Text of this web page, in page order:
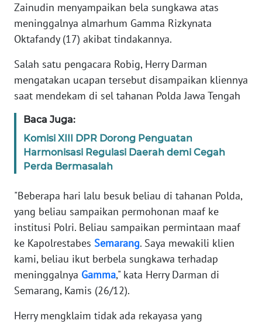
Zainudin menyampaikan bela sungkawa atas
meninggalnya almarhum Gamma Rizkynata
Oktafandy (17) akibat tindakannya.
Salah satu pengacara Robig, Herry Darman
mengatakan ucapan tersebut disampaikan kliennya
saat mendekam di sel tahanan Polda Jawa Tengah
Baca Juga:
Komisi XIII DPR Dorong Penguatan
Harmonisasi Regulasi Daerah demi Cegah
Perda Bermasalah
"Beberapa hari lalu besuk beliau di tahanan Polda,
yang beliau sampaikan permohonan maaf ke
institusi Polri. Beliau sampaikan permintaan maaf
ke Kapolrestabes Semarang. Saya mewakili klien
kami, beliau ikut berbela sungkawa terhadap
meninggalnya Gamma," kata Herry Darman di
Semarang, Kamis (26/12).
Herry mengklaim tidak ada rekayasa yang
Informasi
BERITA
KONTAK
INFO
IKLAN
KAMI
PEDOMAN
SIBER
REDAKSI
KARIR